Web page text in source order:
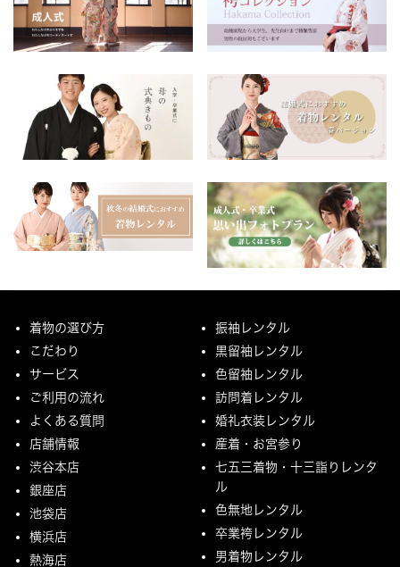
着物の選び方
こだわり
サービス
ご利用の流れ
よくある質問
店舗情報
渋谷本店
銀座店
池袋店
横浜店
熱海店
振袖レンタル
黒留袖レンタル
色留袖レンタル
訪問着レンタル
婚礼衣装レンタル
産着・お宮参り
七五三着物・十三詣りレンタ
ル
色無地レンタル
卒業袴レンタル
男着物レンタル